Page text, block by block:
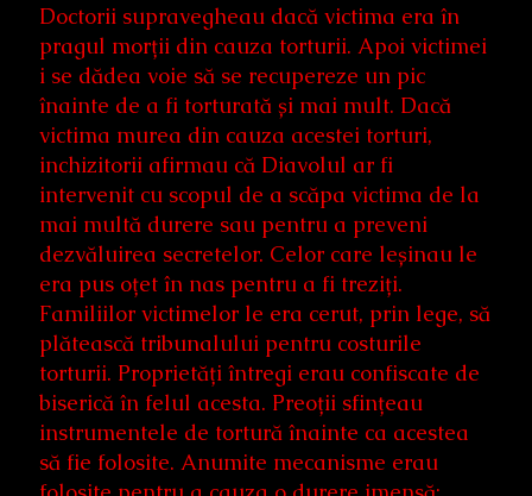
Doctorii supravegheau dacă victima era în
pragul morții din cauza torturii. Apoi victimei
i se dădea voie să se recupereze un pic
înainte de a fi torturată și mai mult. Dacă
victima murea din cauza acestei torturi,
inchizitorii afirmau că Diavolul ar fi
intervenit cu scopul de a scăpa victima de la
mai multă durere sau pentru a preveni
dezvăluirea secretelor. Celor care leșinau le
era pus oțet în nas pentru a fi treziți.
Familiilor victimelor le era cerut, prin lege, să
plătească tribunalului pentru costurile
torturii. Proprietăți întregi erau confiscate de
biserică în felul acesta. Preoții sfințeau
instrumentele de tortură înainte ca acestea
să fie folosite. Anumite mecanisme erau